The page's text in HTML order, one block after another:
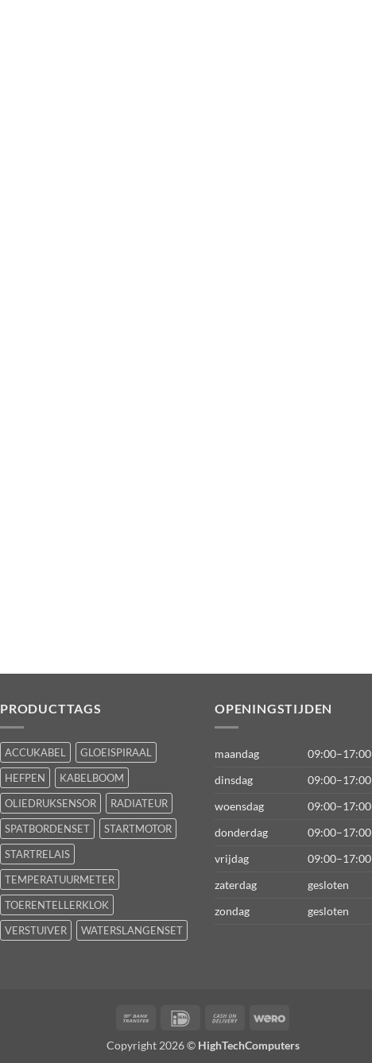
PRODUCTTAGS
ACCUKABEL
GLOEISPIRAAL
HEFPEN
KABELBOOM
OLIEDRUKSENSOR
RADIATEUR
SPATBORDENSET
STARTMOTOR
STARTRELAIS
TEMPERATUURMETER
TOERENTELLERKLOK
VERSTUIVER
WATERSLANGENSET
OPENINGSTIJDEN
maandag
09:00–17:00
dinsdag
09:00–17:00
woensdag
09:00–17:00
donderdag
09:00–17:00
vrijdag
09:00–17:00
zaterdag
gesloten
zondag
gesloten
Bank
IDeal
Cash
Delivery
Wero
Copyright 2026 © HighTechComputers